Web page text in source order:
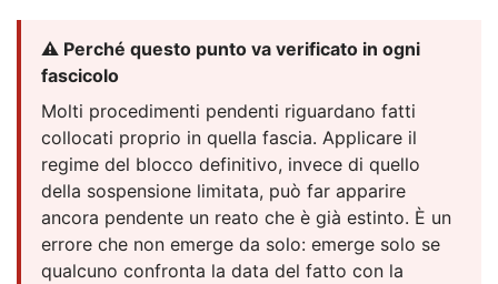
⚠️ Perché questo punto va verificato in ogni
fascicolo
Molti procedimenti pendenti riguardano fatti
collocati proprio in quella fascia. Applicare il
regime del blocco definitivo, invece di quello
della sospensione limitata, può far apparire
ancora pendente un reato che è già estinto. È un
errore che non emerge da solo: emerge solo se
qualcuno confronta la data del fatto con la